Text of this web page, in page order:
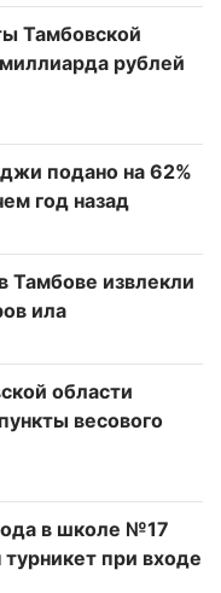
Тамбовской
рублей
подано на 62%
год назад
Тамбове извлекли
ила
области
весового
в школе №17
при входе